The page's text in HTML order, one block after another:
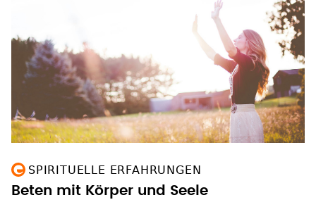
SPIRITUELLE ERFAHRUNGEN
Beten mit Körper und Seele